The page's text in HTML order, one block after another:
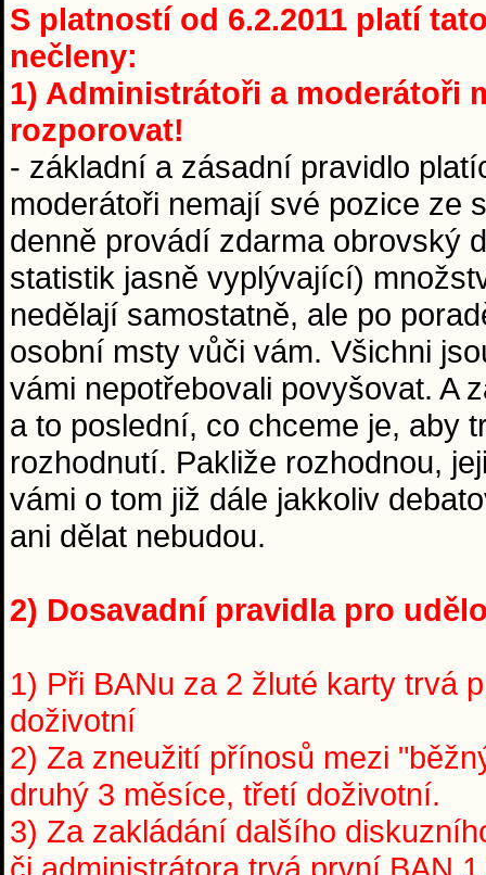
S platností od 6.2.2011 platí
nečleny:
1) Administrátoři a moderátoři
rozporovat!
- základní a zásadní pravidlo
moderátoři nemají své pozice ze
denně provádí zdarma obrovský
statistik jasně vyplývající)
nedělají samostatně, ale po
osobní msty vůči vám. Všichni
vámi nepotřebovali povyšovat. A
a to poslední, co chceme je, aby
rozhodnutí. Pakliže rozhodnou,
vámi o tom již dále jakkoliv
ani dělat nebudou.
2) Dosavadní pravidla pro
1) Při BANu za 2 žluté karty trvá
doživotní
2) Za zneužití přínosů mezi
druhý 3 měsíce, třetí doživotní.
3) Za zakládání dalšího